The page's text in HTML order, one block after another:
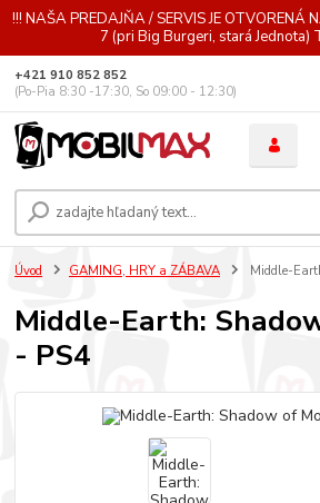
!!! NAŠA PREDAJŇA / SERVIS JE OTVORENÁ
7 (pri Big Burgeri, stará Jednota)
+421 910 852 852
(Po-Pia 8:30 -17:30, So 09:00 - 12:30)
Úvod GAMING, HRY a ZÁBAVA Middle-
Middle-Earth:
- PS4